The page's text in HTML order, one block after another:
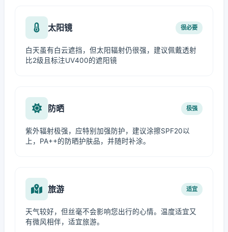
太阳镜 很必要
白天虽有白云遮挡，但太阳辐射仍很强，建议佩戴透射
比2级且标注UV400的遮阳镜
防晒 极强
紫外辐射极强，应特别加强防护，建议涂擦SPF20以
上，PA++的防晒护肤品，并随时补涂。
旅游 适宜
天气较好，但丝毫不会影响您出行的心情。温度适宜又
有微风相伴，适宜旅游。